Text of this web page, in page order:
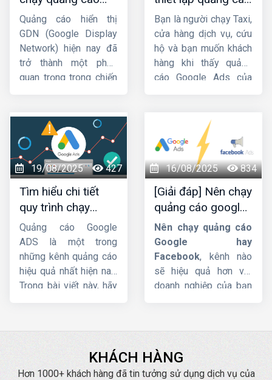
Adsense trên Website
sao cho nhanh chóng
và dễ dàng nhất!
GDN hiệu quả, bứt
phá doanh thu
Quảng cáo hiển thị
GDN (Google Display
Network) hiện nay đã
trở thành một phần
quan trọng trong chiến
Trong bài viết này,HIG
sẽ hướng dẫn cách
chạyquảng cáo GDN
hiệu quả. Mời các bạn
cùng theo dõi.
cuộc gọi Google
Ads chi tiết từ A-Z
Bạn là người chạy Taxi,
cửa hàng dịch vụ, cứu
hộ và bạn muốn khách
hàng khi thấy quảng
cáo Google Ads của
thoại chứ không cần
truy cập Website. Vậy
làm thế nào để tạo
chiến dịch cuộc gọi
như này ? Bài viết dưới
đây củaCông ty HIG
sẽ giúp bạn tạo chiến
dịch quảng cáo cuộc
gọi Google Ads
từ A-
Z.
19/08/2025 427
Tìm hiểu chi tiết
quy trình chạy
quảng cáo google
ads
Quảng cáo Google
ADS là một trong
những kênh quảng cáo
hiệu quả nhất hiện nay.
Trong bài viết này, hãy
quảng cáo google
16/08/2025 834
[Giải đáp] Nên chạy
quảng cáo google
hay facebook ?
Nên chạy quảng cáo
Google hay
Facebook, kênh nào
sẽ hiệu quả hơn với
doanh nghiệp của bạn
sánh quảng cáo
cố gắng phân tích và
đưa ra cho bạn những
KHÁCH HÀNG
Hơn 1000+ khách hàng đã tin tưởng sử dụng dịch vụ của